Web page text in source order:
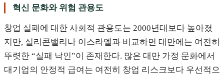
혁신 문화와 위험 관용도
창업 실패에 대한 사회적 관용도는 2000년대보다 높아졌
지만, 실리콘밸리나 이스라엘과 비교하면 대만에는 여전히
뚜렷한 “실패 낙인”이 존재한다. 많은 대만 가정 문화에서
대기업의 안정적 급여는 여전히 창업 리스크보다 우선적으